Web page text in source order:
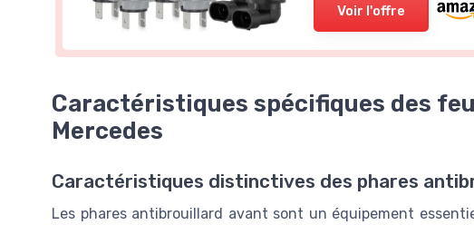
Voir l'offre
Caractéristiques spécifiques des
Mercedes
Caractéristiques distinctives des phares
Les phares antibrouillard avant sont un équipement